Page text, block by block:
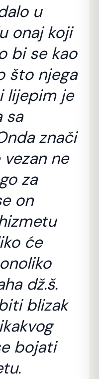
u
onaj koji
bi se kao
što njega
lijepim je
sa
znači
ne
za
on
će
dž.š.
blizak
bojati